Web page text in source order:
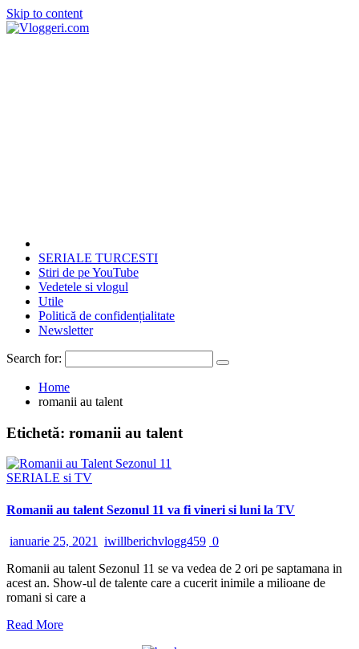
Skip to content
SERIALE TURCESTI
Stiri de pe YouTube
Vedetele si vlogul
Utile
Politică de confidențialitate
Newsletter
Search for:
Home
romanii au talent
Etichetă: romanii au talent
SERIALE si TV
Romanii au talent Sezonul 11 va fi vineri si luni la TV
ianuarie 25, 2021 iwillberichvlogg459 0
Romanii au talent Sezonul 11 se va vedea de 2 ori pe saptamana in
acest an. Show-ul de talente care a cucerit inimile a milioane de
romani si care a
Read More